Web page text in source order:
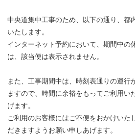
中央道集中工事のため、以下の通り、都
いたします。
インターネット予約において、期間中の
は、該当便は表示されません。
また、工事期間中は、時刻表通りの運行
ますので、時間に余裕をもってご利用い
げます。
ご利用のお客様にはご不便をおかけいた
だきますようお願い申しあげます。